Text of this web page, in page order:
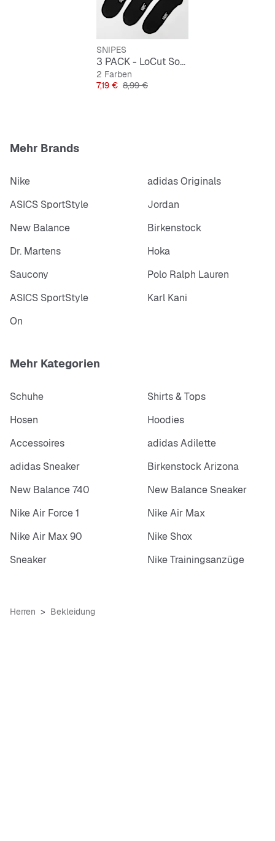
SNIPES Logodetails
Material: 84% Baumwolle, 15% Polyamid, 1%
SNIPES
3 PACK - LoCut Socks
2 Farben
Preis
7,19 € Originalpreis
8,99 €
Mehr Brands
Nike
adidas Originals
ASICS SportStyle
Jordan
New Balance
Birkenstock
Dr. Martens
Hoka
Saucony
Polo Ralph Lauren
ASICS SportStyle
Karl Kani
On
Mehr Kategorien
Schuhe
Shirts & Tops
Hosen
Hoodies
Accessoires
adidas Adilette
adidas Sneaker
Birkenstock Arizona
New Balance 740
New Balance Sneaker
Nike Air Force 1
Nike Air Max
Nike Air Max 90
Nike Shox
Sneaker
Nike Trainingsanzüge
Herren Bekleidung